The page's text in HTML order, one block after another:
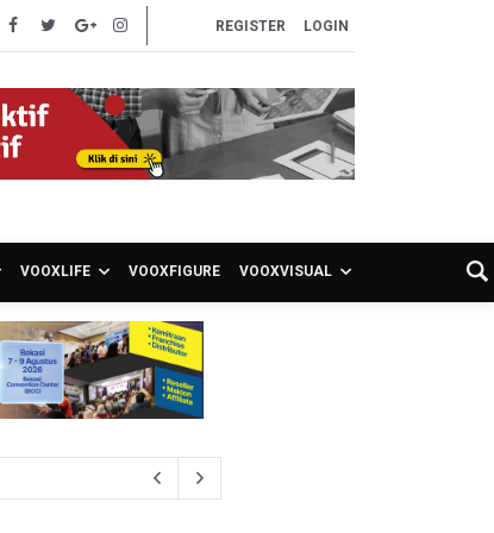
REGISTER LOGIN
VOOXLIFE VOOXFIGURE VOOXVISUAL